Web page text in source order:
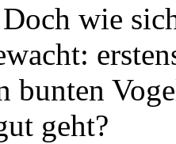
wie
bunten
geht?